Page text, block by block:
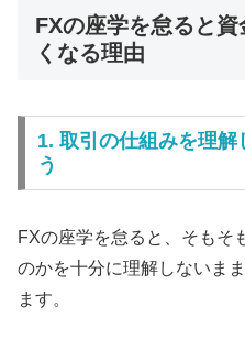
FXの座学を怠ると
くなる理由
1. 取引の仕組みを理解
う
FXの座学を怠ると、そもそ
のかを十分に理解しないま
ます。